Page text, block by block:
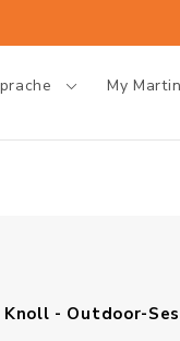
My
Knoll - Outdoor-